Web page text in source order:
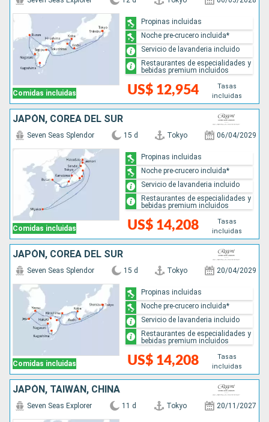
Comidas incluidas US$ 12,954
Tasas
incluidas
Propinas incluidas
Noche pre-crucero incluida*
Servicio de lavanderia incluido
Restaurantes de especialidades y
bebidas premium incluidos
JAPÓN, COREA DEL SUR
Comidas incluidas
Seven Seas Splendor 15 d Tokyo 06/04/2029
US$ 14,208
Tasas
incluidas
Propinas incluidas
Noche pre-crucero incluida*
Servicio de lavanderia incluido
Restaurantes de especialidades y
bebidas premium incluidos
JAPÓN, COREA DEL SUR
Comidas incluidas
Seven Seas Splendor 15 d Tokyo 20/04/2029
US$ 14,208
Tasas
incluidas
Propinas incluidas
Noche pre-crucero incluida*
Servicio de lavanderia incluido
Restaurantes de especialidades y
bebidas premium incluidos
JAPÓN, TAIWÁN, CHINA
Seven Seas Explorer 11 d Tokyo 20/11/2027